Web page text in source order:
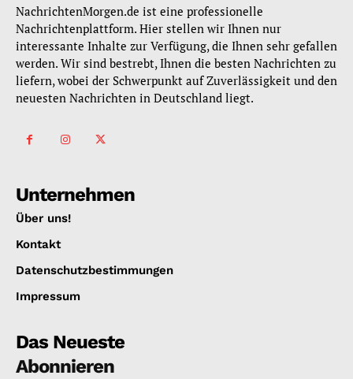
NachrichtenMorgen.de ist eine professionelle
Nachrichtenplattform. Hier stellen wir Ihnen nur
interessante Inhalte zur Verfügung, die Ihnen sehr gefallen
werden. Wir sind bestrebt, Ihnen die besten Nachrichten zu
liefern, wobei der Schwerpunkt auf Zuverlässigkeit und den
neuesten Nachrichten in Deutschland liegt.
Unternehmen
Über uns!
Kontakt
Datenschutzbestimmungen
Impressum
Das Neueste
Abonnieren